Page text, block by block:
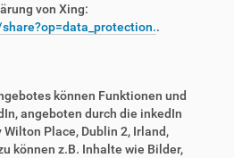
von Xing:
.
können Funktionen und
angeboten durch die inkedIn
Place, Dublin 2, Irland,
können z.B. Inhalte wie Bilder,